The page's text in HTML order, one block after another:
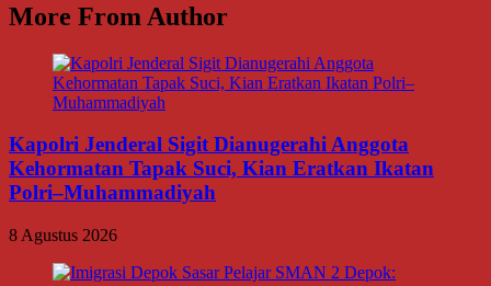
More From Author
Kapolri Jenderal Sigit Dianugerahi Anggota
Kehormatan Tapak Suci, Kian Eratkan Ikatan
Polri–Muhammadiyah
8 Agustus 2026